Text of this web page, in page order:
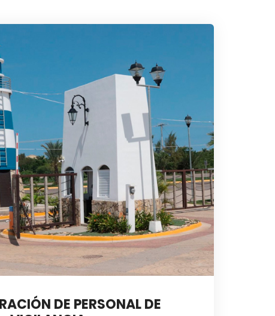
DE PERSONAL DE